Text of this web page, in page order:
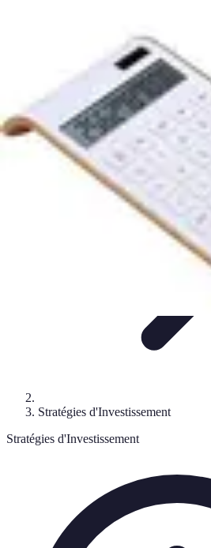
Revenus PassifsÉpargne
Opportunités Financières
Stratégies d'Investissement
Stratégies d'Investissement